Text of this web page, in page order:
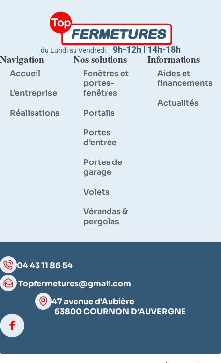
du Lundi au Vendredi 9h-12h I 14h-18h
Navigation
Accueil
L’entreprise
Réalisations
Nos solutions
Fenêtres et
portes-
fenêtres
Portails
Portes
d’entrée
Portes de
garage
Volets
Vérandas &
pergolas
Informations
Aides et
financements
Actualités
04 43 11 86 54
Topfermetures@gmail.com
47 avenue d’Aubière
63800 COURNON D’AUVERGNE